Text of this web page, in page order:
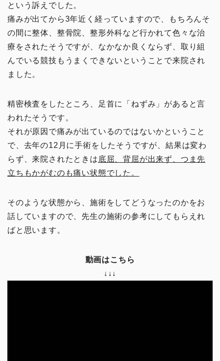
という訴えでした。
痛みが出てから3年近く経っていますので、もちろんそ
の間に整体、整骨院、整形外科など行かれて色々な治
療をされたそうですが、なかなか良くならず、取り組
んでいる競技もうまくできないということで来院され
ました。
精密検査をしたところ、足首に「ねずみ」があると言
われたそうです。
それが原因で痛みが出ているのではないかということ
で、去年の12月に手術をしたそうですが、結果は変わ
らず、来院されたときは 底屈、背屈が出来ず、つま先
立ちもかがむのも痛い状態でした。
そのような状態から、施術をしてどうなったのかをお
話していますので、先生の施術の参考にしてもらえれ
ばと思います。
動画はこちら
↓↓↓